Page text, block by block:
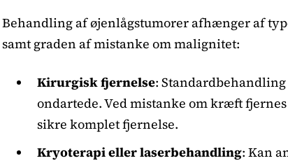
Behandling af øjenlågstumorer afhænger af
samt graden af mistanke om malignitet:
Kirurgisk fjernelse: Standardbehandling
ondartede. Ved mistanke om kræft
sikre komplet fjernelse.
Kryoterapi eller laserbehandling: Kan